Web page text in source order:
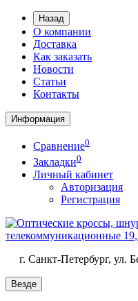
Назад
О компании
Доставка
Как заказать
Новости
Статьи
Контакты
Информация
Сравнение0
Закладки0
Личный кабинет
Авторизация
Регистрация
г. Санкт-Петербург, ул.
Везде